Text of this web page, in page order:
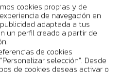
kg
67 mm
cookies propias y de
de navegación en
adaptada a tus
un perfil creado a partir de
de cookies
selección". Desde
de cookies deseas activar o